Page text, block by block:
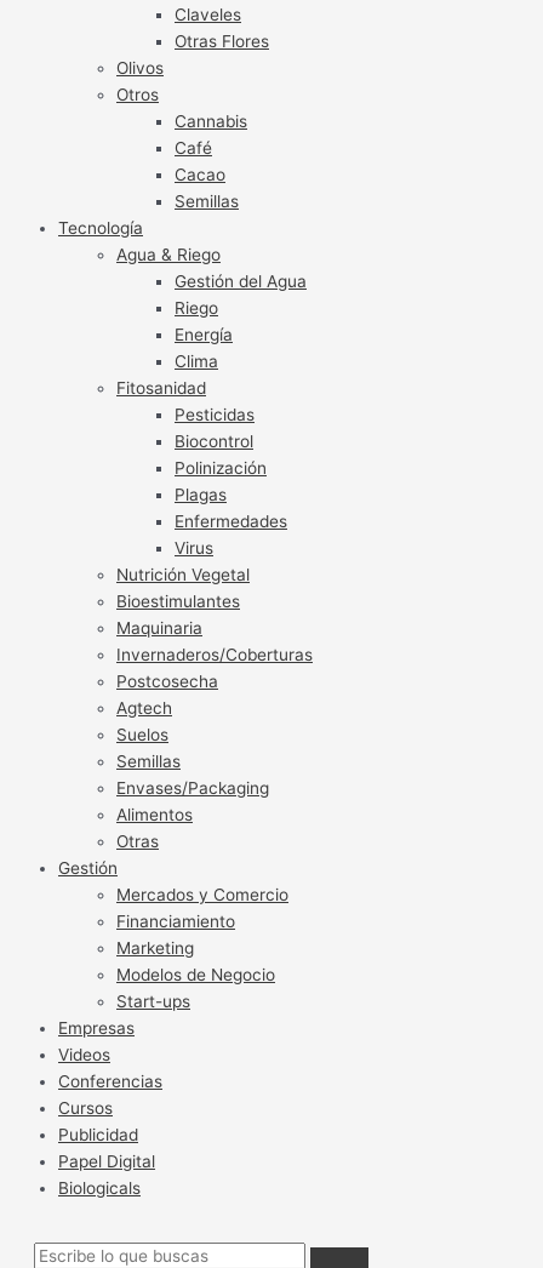
Claveles
Otras Flores
Olivos
Otros
Cannabis
Café
Cacao
Semillas
Tecnología
Agua & Riego
Gestión del Agua
Riego
Energía
Clima
Fitosanidad
Pesticidas
Biocontrol
Polinización
Plagas
Enfermedades
Virus
Nutrición Vegetal
Bioestimulantes
Maquinaria
Invernaderos/Coberturas
Postcosecha
Agtech
Suelos
Semillas
Envases/Packaging
Alimentos
Otras
Gestión
Mercados y Comercio
Financiamiento
Marketing
Modelos de Negocio
Start-ups
Empresas
Videos
Conferencias
Cursos
Publicidad
Papel Digital
Biologicals